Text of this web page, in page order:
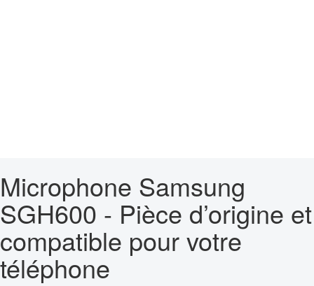
Microphone Samsung
SGH600 - Pièce d’origine et
compatible pour votre
téléphone